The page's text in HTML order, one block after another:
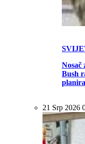
Nosač
Bush
21 Srp 2026